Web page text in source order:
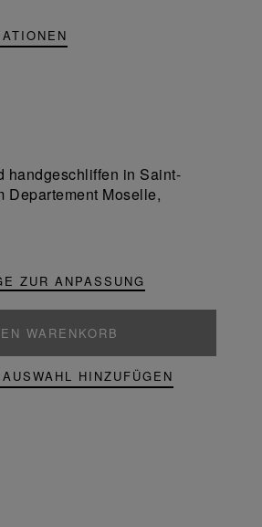
handgeschliffen in Saint-
Departement Moselle,
ZUR ANPASSUNG
WARENKORB
HINZUFÜGEN